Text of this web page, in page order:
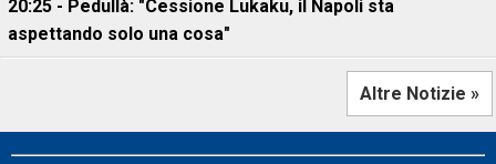
20:25 - Pedullà: "Cessione Lukaku, il Napoli sta
aspettando solo una cosa"
Altre Notizie »